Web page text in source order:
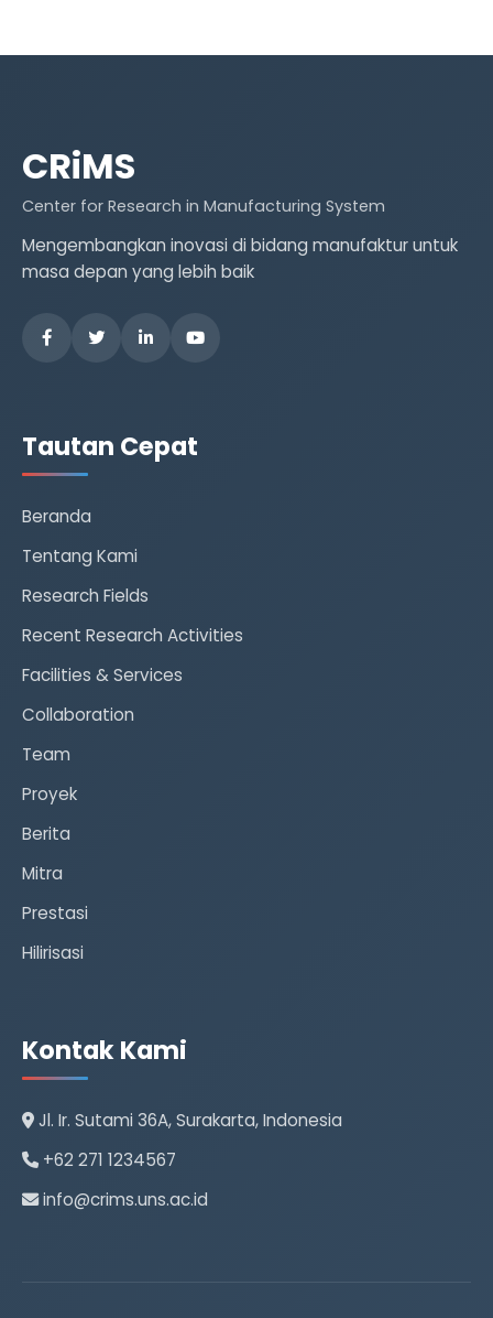
CRiMS
Center for Research in Manufacturing System
Mengembangkan inovasi di bidang manufaktur untuk
masa depan yang lebih baik
Tautan Cepat
Beranda
Tentang Kami
Research Fields
Recent Research Activities
Facilities & Services
Collaboration
Team
Proyek
Berita
Mitra
Prestasi
Hilirisasi
Kontak Kami
Jl. Ir. Sutami 36A, Surakarta, Indonesia
+62 271 1234567
info@crims.uns.ac.id